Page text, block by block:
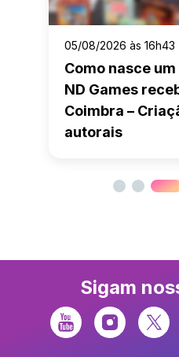
05/08/2026 às 16h43
Como nasce um
ND Games
Coimbra –
autorais
Sigam